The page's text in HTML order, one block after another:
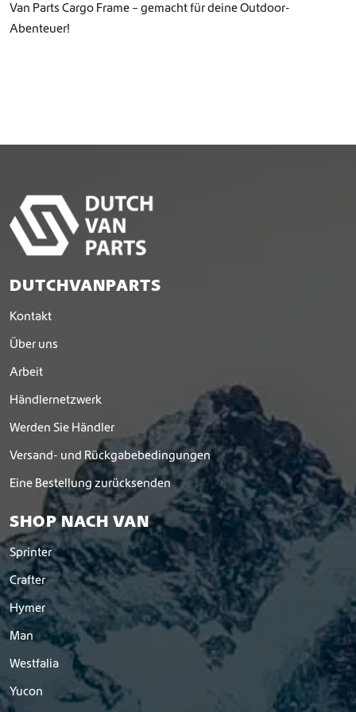
Van Parts Cargo Frame – gemacht für deine Outdoor-
Abenteuer!
DUTCHVANPARTS
Kontakt
Über uns
Arbeit
Händlernetzwerk
Werden Sie Händler
Versand- und Rückgabebedingungen
Eine Bestellung zurücksenden
SHOP NACH VAN
Sprinter
Crafter
Hymer
Man
Westfalia
Yucon